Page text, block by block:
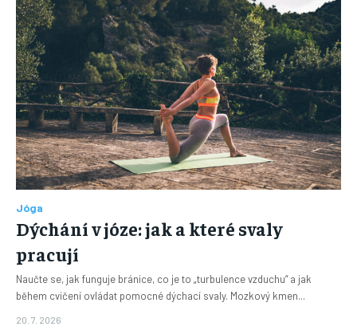
Jóga
Dýchání v józe: jak a které svaly
pracují
Naučte se, jak funguje bránice, co je to „turbulence vzduchu“ a jak
během cvičení ovládat pomocné dýchací svaly. Mozkový kmen...
20. 7. 2026